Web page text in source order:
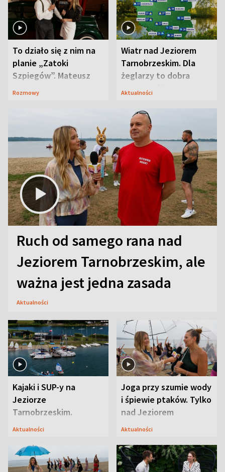
To działo się z nim na
planie „Zatoki
Szpiegów”. Mateusz
Janicki odsłonił
Rozmowy
Wiatr nad Jeziorem
Tarnobrzeskim. Dla
żeglarzy to dobra
wiadomość
Aktualności
Ruch od samego rana nad
Jeziorem Tarnobrzeskim, ale
ważna jest jedna zasada
Aktualności
Kajaki i SUP-y na
Jeziorze
Tarnobrzeskim.
Przyrodnicy zwracają
Aktualności
Joga przy szumie wody
i śpiewie ptaków. Tylko
nad Jeziorem
Tarnobrzeskim
Aktualności